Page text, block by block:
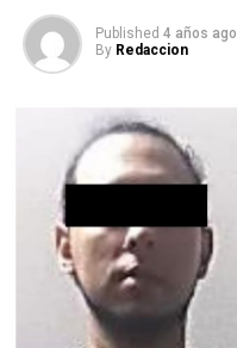
Published 4 años ago
By Redaccion